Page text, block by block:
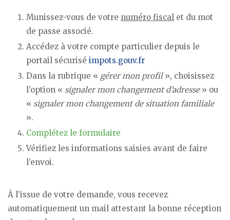
Munissez-vous de votre numéro fiscal et du mot
de passe associé.
Accédez à votre compte particulier depuis le
portail sécurisé impots.gouv.fr
Dans la rubrique « gérer mon profil», choisissez
l’option « signaler mon changement d’adresse» ou
« signaler mon changement de situation familiale
».
Complétez le formulaire
Vérifiez les informations saisies avant de faire
l’envoi.
À l’issue de votre demande, vous recevez
automatiquement un mail attestant la bonne réception